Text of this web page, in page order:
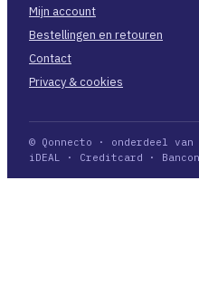
Mijn account
Bestellingen en retouren
Contact
Privacy & cookies
© Qonnecto · onderdeel van
iDEAL · Creditcard ·